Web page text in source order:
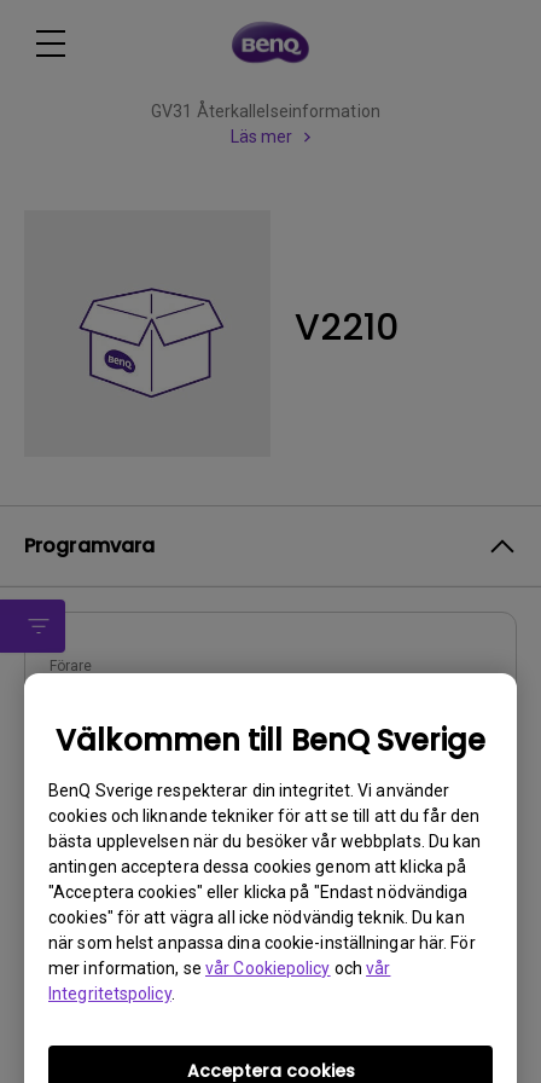
Välkommen till BenQ Sverige
BenQ Sverige respekterar din integritet. Vi använder
cookies och liknande tekniker för att se till att du får den
bästa upplevelsen när du besöker vår webbplats. Du kan
antingen acceptera dessa cookies genom att klicka på
"Acceptera cookies" eller klicka på "Endast nödvändiga
cookies" för att vägra all icke nödvändig teknik. Du kan
när som helst anpassa dina cookie-inställningar här. För
mer information, se vår Cookiepolicy ochvår
Integritetspolicy.
Acceptera cookies
GV31 Återkallelseinformation
Läs mer
V2210
Programvara
Förare
OS:WindowVista|WinXP
Operativsystemversion:
Version:0
Uppdatera:2009/12/15
Filstorlek:22.11 KB
Ladda ner
Genom att använda någon av ovanstående programvaror